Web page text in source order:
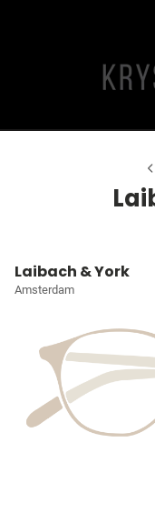
Laibach & York
Amsterdam